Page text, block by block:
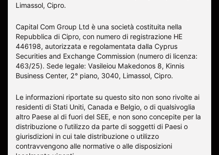
Limassol, Cipro.
Capital Com Group Ltd è una società costituita nella
Repubblica di Cipro, con numero di registrazione ΗΕ
446198, autorizzata e regolamentata dalla Cyprus
Securities and Exchange Commission (numero di licenza:
463/25). Sede legale: Vasileiou Makedonos 8, Kinnis
Business Center, 2° piano, 3040, Limassol, Cipro.
Le informazioni riportate su questo sito non sono rivolte ai
residenti di Stati Uniti, Canada e Belgio, o di qualsivoglia
altro Paese al di fuori del SEE, e non sono concepite per la
distribuzione o l’utilizzo da parte di soggetti di Paesi o
giurisdizioni in cui tale distribuzione o utilizzo
contravvengono alle normative o alle disposizioni